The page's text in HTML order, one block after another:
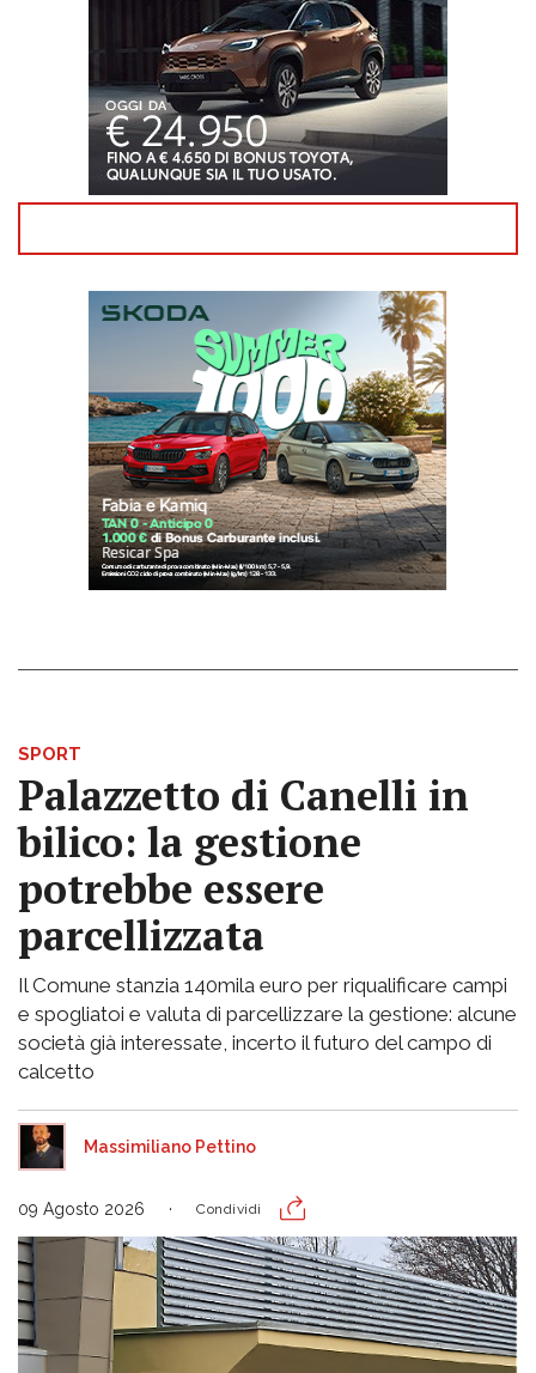
SPORT
Palazzetto di Canelli in
bilico: la gestione
potrebbe essere
parcellizzata
Il Comune stanzia 140mila euro per riqualificare campi
e spogliatoi e valuta di parcellizzare la gestione: alcune
società già interessate, incerto il futuro del campo di
calcetto
Massimiliano Pettino
09 Agosto 2026 Condividi